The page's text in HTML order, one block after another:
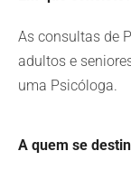
As consultas de
adultos e
uma Psicóloga.
A quem se